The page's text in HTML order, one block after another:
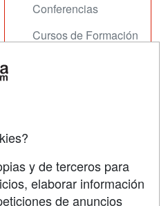
Conferencias
Cursos de Formación
y de terceros para
elaborar información
de anuncios